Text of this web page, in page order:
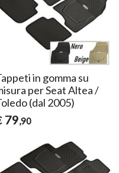
in gomma su
per Seat Altea /
(dal 2005)
79,90